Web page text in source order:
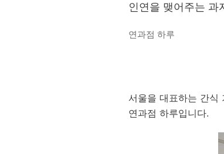
인연을 맺어주는 과
연과점 하루
서울을 대표하는 간식
연과점 하루입니다.